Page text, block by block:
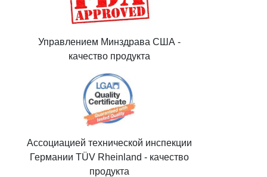
Управлением Минздрава США -
качество продукта
Ассоциацией технической инспекции
Германии TÜV Rheinland - качество
продукта